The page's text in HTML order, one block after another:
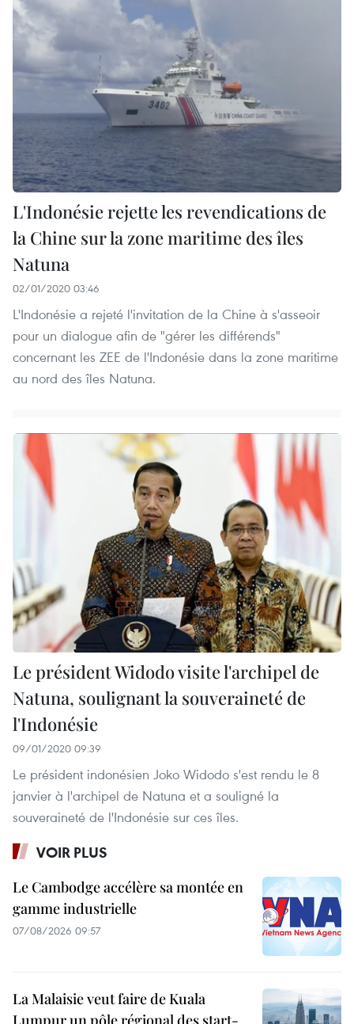
L'Indonésie rejette les revendications de
la Chine sur la zone maritime des îles
Natuna
02/01/2020 03:46
L'Indonésie a rejeté l'invitation de la Chine à s'asseoir
pour un dialogue afin de "gérer les différends"
concernant les ZEE de l'Indonésie dans la zone maritime
au nord des îles Natuna.
Le président Widodo visite l'archipel de
Natuna, soulignant la souveraineté de
l'Indonésie
09/01/2020 09:39
Le président indonésien Joko Widodo s'est rendu le 8
janvier à l'archipel de Natuna et a souligné la
souveraineté de l'Indonésie sur ces îles.
VOIR PLUS
Le Cambodge accélère sa montée en
gamme industrielle
07/08/2026 09:57
La Malaisie veut faire de Kuala
Lumpur un pôle régional des start-